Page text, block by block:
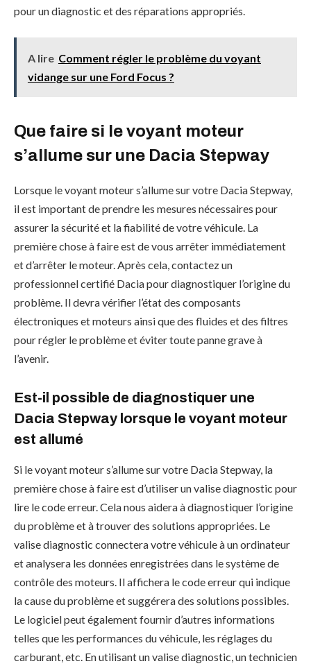
pour un diagnostic et des réparations appropriés.
A lire Comment régler le problème du voyant
vidange sur une Ford Focus ?
Que faire si le voyant moteur
s’allume sur une Dacia Stepway
Lorsque le voyant moteur s’allume sur votre Dacia Stepway,
il est important de prendre les mesures nécessaires pour
assurer la sécurité et la fiabilité de votre véhicule. La
première chose à faire est de vous arrêter immédiatement
et d’arrêter le moteur. Après cela, contactez un
professionnel certifié Dacia pour diagnostiquer l’origine du
problème. Il devra vérifier l’état des composants
électroniques et moteurs ainsi que des fluides et des filtres
pour régler le problème et éviter toute panne grave à
l’avenir.
Est-il possible de diagnostiquer une
Dacia Stepway lorsque le voyant moteur
est allumé
Si le voyant moteur s’allume sur votre Dacia Stepway, la
première chose à faire est d’utiliser un valise diagnostic pour
lire le code erreur. Cela nous aidera à diagnostiquer l’origine
du problème et à trouver des solutions appropriées. Le
valise diagnostic connectera votre véhicule à un ordinateur
et analysera les données enregistrées dans le système de
contrôle des moteurs. Il affichera le code erreur qui indique
la cause du problème et suggérera des solutions possibles.
Le logiciel peut également fournir d’autres informations
telles que les performances du véhicule, les réglages du
carburant, etc. En utilisant un valise diagnostic, un technicien